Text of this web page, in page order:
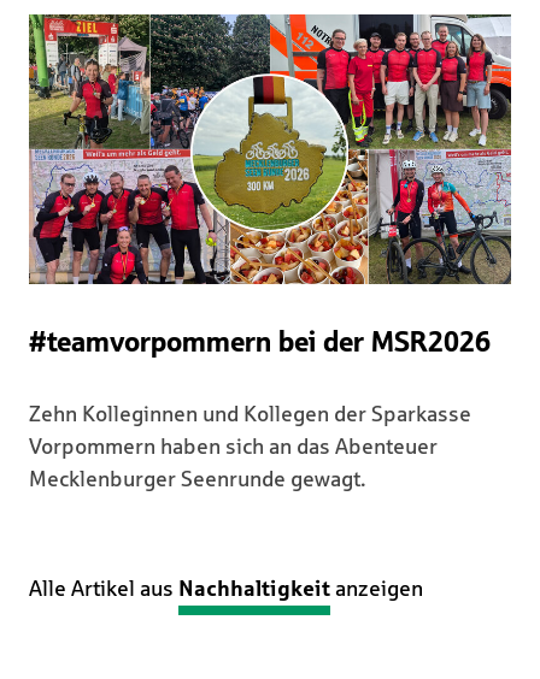
#teamvorpommern bei der MSR2026
Zehn Kolleginnen und Kollegen der Sparkasse
Vorpommern haben sich an das Abenteuer
Mecklenburger Seenrunde gewagt.
Alle Artikel aus Nachhaltigkeit anzeigen